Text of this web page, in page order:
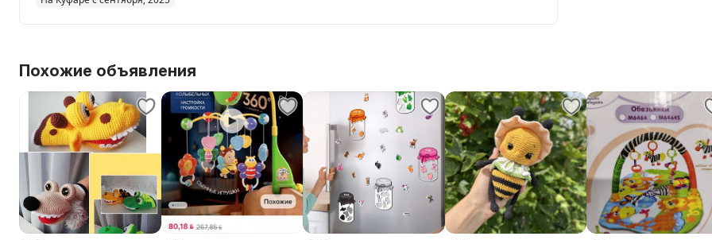
Похожие объявления